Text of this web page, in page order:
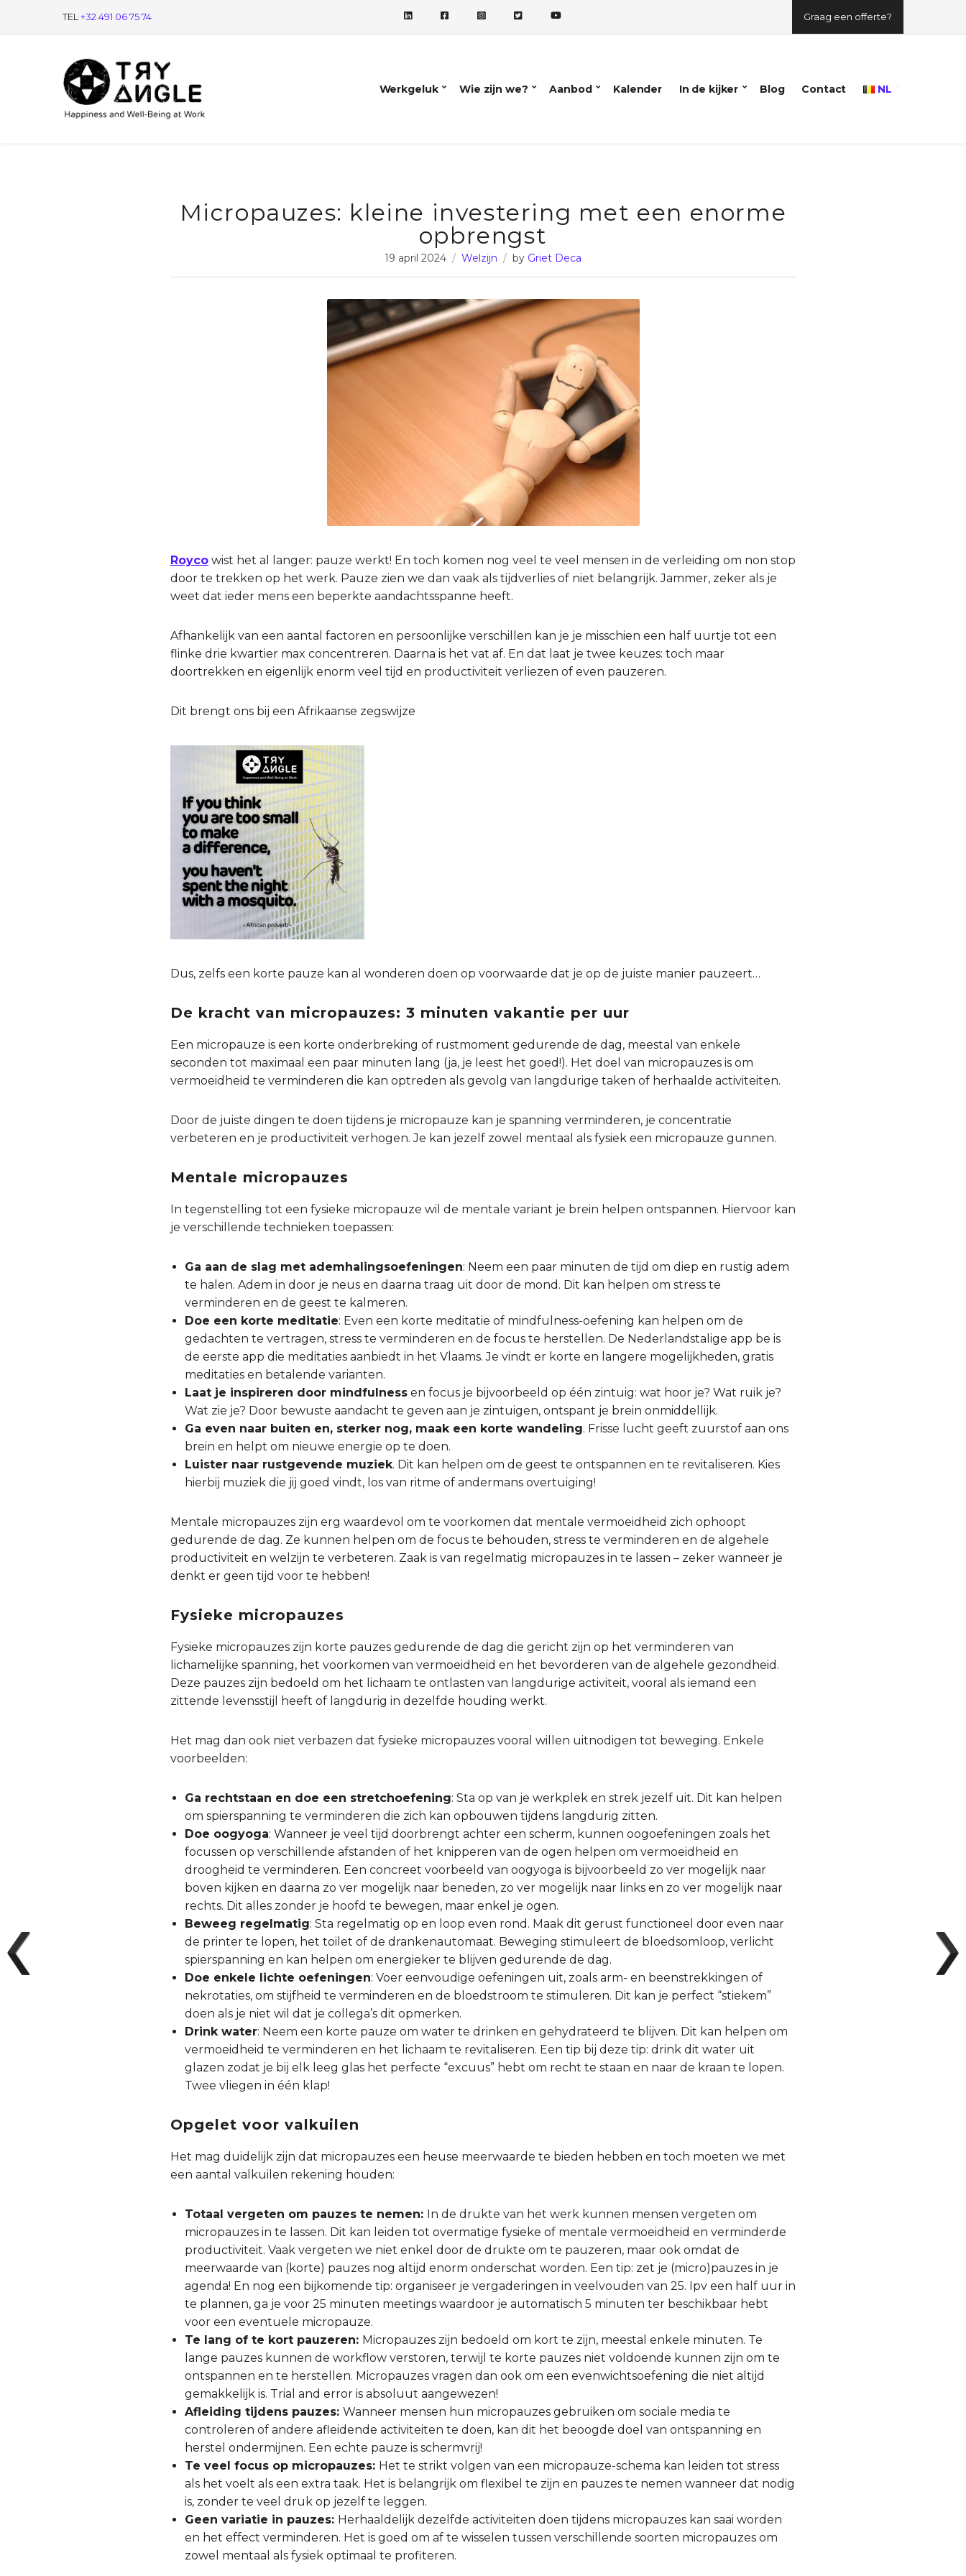
TEL +32 491 06 75 74 Graag een offerte?
Werkgeluk Wie zijn we? Aanbod Kalender In de kijker Blog Contact NL
Micropauzes: kleine investering met een enorme
opbrengst
19 april 2024 Welzijn by Griet Deca
Royco wist het al langer: pauze werkt! En toch komen nog veel te veel mensen in de verleiding om non stop
door te trekken op het werk. Pauze zien we dan vaak als tijdverlies of niet belangrijk. Jammer, zeker als je
weet dat ieder mens een beperkte aandachtsspanne heeft.
Afhankelijk van een aantal factoren en persoonlijke verschillen kan je je misschien een half uurtje tot een
flinke drie kwartier max concentreren. Daarna is het vat af. En dat laat je twee keuzes: toch maar
doortrekken en eigenlijk enorm veel tijd en productiviteit verliezen of even pauzeren.
Dit brengt ons bij een Afrikaanse zegswijze
Dus, zelfs een korte pauze kan al wonderen doen op voorwaarde dat je op de juiste manier pauzeert…
De kracht van micropauzes: 3 minuten vakantie per uur
Een micropauze is een korte onderbreking of rustmoment gedurende de dag, meestal van enkele
seconden tot maximaal een paar minuten lang (ja, je leest het goed!). Het doel van micropauzes is om
vermoeidheid te verminderen die kan optreden als gevolg van langdurige taken of herhaalde activiteiten.
Door de juiste dingen te doen tijdens je micropauze kan je spanning verminderen, je concentratie
verbeteren en je productiviteit verhogen. Je kan jezelf zowel mentaal als fysiek een micropauze gunnen.
Mentale micropauzes
In tegenstelling tot een fysieke micropauze wil de mentale variant je brein helpen ontspannen. Hiervoor kan
je verschillende technieken toepassen:
Ga aan de slag met ademhalingsoefeningen: Neem een paar minuten de tijd om diep en rustig adem
te halen. Adem in door je neus en daarna traag uit door de mond. Dit kan helpen om stress te
verminderen en de geest te kalmeren.
Doe een korte meditatie: Even een korte meditatie of mindfulness-oefening kan helpen om de
gedachten te vertragen, stress te verminderen en de focus te herstellen. De Nederlandstalige app be is
de eerste app die meditaties aanbiedt in het Vlaams. Je vindt er korte en langere mogelijkheden, gratis
meditaties en betalende varianten.
Laat je inspireren door mindfulness en focus je bijvoorbeeld op één zintuig: wat hoor je? Wat ruik je?
Wat zie je? Door bewuste aandacht te geven aan je zintuigen, ontspant je brein onmiddellijk.
Ga even naar buiten en, sterker nog, maak een korte wandeling. Frisse lucht geeft zuurstof aan ons
brein en helpt om nieuwe energie op te doen.
Luister naar rustgevende muziek. Dit kan helpen om de geest te ontspannen en te revitaliseren. Kies
hierbij muziek die jij goed vindt, los van ritme of andermans overtuiging!
Mentale micropauzes zijn erg waardevol om te voorkomen dat mentale vermoeidheid zich ophoopt
gedurende de dag. Ze kunnen helpen om de focus te behouden, stress te verminderen en de algehele
productiviteit en welzijn te verbeteren. Zaak is van regelmatig micropauzes in te lassen – zeker wanneer je
denkt er geen tijd voor te hebben!
Fysieke micropauzes
Fysieke micropauzes zijn korte pauzes gedurende de dag die gericht zijn op het verminderen van
lichamelijke spanning, het voorkomen van vermoeidheid en het bevorderen van de algehele gezondheid.
Deze pauzes zijn bedoeld om het lichaam te ontlasten van langdurige activiteit, vooral als iemand een
zittende levensstijl heeft of langdurig in dezelfde houding werkt.
Het mag dan ook niet verbazen dat fysieke micropauzes vooral willen uitnodigen tot beweging. Enkele
voorbeelden:
Ga rechtstaan en doe een stretchoefening: Sta op van je werkplek en strek jezelf uit. Dit kan helpen
om spierspanning te verminderen die zich kan opbouwen tijdens langdurig zitten.
Doe oogyoga: Wanneer je veel tijd doorbrengt achter een scherm, kunnen oogoefeningen zoals het
focussen op verschillende afstanden of het knipperen van de ogen helpen om vermoeidheid en
droogheid te verminderen. Een concreet voorbeeld van oogyoga is bijvoorbeeld zo ver mogelijk naar
boven kijken en daarna zo ver mogelijk naar beneden, zo ver mogelijk naar links en zo ver mogelijk naar
rechts. Dit alles zonder je hoofd te bewegen, maar enkel je ogen.
Beweeg regelmatig: Sta regelmatig op en loop even rond. Maak dit gerust functioneel door even naar
de printer te lopen, het toilet of de drankenautomaat. Beweging stimuleert de bloedsomloop, verlicht
spierspanning en kan helpen om energieker te blijven gedurende de dag.
Doe enkele lichte oefeningen: Voer eenvoudige oefeningen uit, zoals arm- en beenstrekkingen of
nekrotaties, om stijfheid te verminderen en de bloedstroom te stimuleren. Dit kan je perfect “stiekem”
doen als je niet wil dat je collega’s dit opmerken.
Drink water: Neem een korte pauze om water te drinken en gehydrateerd te blijven. Dit kan helpen om
vermoeidheid te verminderen en het lichaam te revitaliseren. Een tip bij deze tip: drink dit water uit
glazen zodat je bij elk leeg glas het perfecte “excuus” hebt om recht te staan en naar de kraan te lopen.
Twee vliegen in één klap!
Opgelet voor valkuilen
Het mag duidelijk zijn dat micropauzes een heuse meerwaarde te bieden hebben en toch moeten we met
een aantal valkuilen rekening houden:
Totaal vergeten om pauzes te nemen: In de drukte van het werk kunnen mensen vergeten om
micropauzes in te lassen. Dit kan leiden tot overmatige fysieke of mentale vermoeidheid en verminderde
productiviteit. Vaak vergeten we niet enkel door de drukte om te pauzeren, maar ook omdat de
meerwaarde van (korte) pauzes nog altijd enorm onderschat worden. Een tip: zet je (micro)pauzes in je
agenda! En nog een bijkomende tip: organiseer je vergaderingen in veelvouden van 25. Ipv een half uur in
te plannen, ga je voor 25 minuten meetings waardoor je automatisch 5 minuten ter beschikbaar hebt
voor een eventuele micropauze.
Te lang of te kort pauzeren: Micropauzes zijn bedoeld om kort te zijn, meestal enkele minuten. Te
lange pauzes kunnen de workflow verstoren, terwijl te korte pauzes niet voldoende kunnen zijn om te
ontspannen en te herstellen. Micropauzes vragen dan ook om een evenwichtsoefening die niet altijd
gemakkelijk is. Trial and error is absoluut aangewezen!
Afleiding tijdens pauzes: Wanneer mensen hun micropauzes gebruiken om sociale media te
controleren of andere afleidende activiteiten te doen, kan dit het beoogde doel van ontspanning en
herstel ondermijnen. Een echte pauze is schermvrij!
Te veel focus op micropauzes: Het te strikt volgen van een micropauze-schema kan leiden tot stress
als het voelt als een extra taak. Het is belangrijk om flexibel te zijn en pauzes te nemen wanneer dat nodig
is, zonder te veel druk op jezelf te leggen.
Geen variatie in pauzes: Herhaaldelijk dezelfde activiteiten doen tijdens micropauzes kan saai worden
en het effect verminderen. Het is goed om af te wisselen tussen verschillende soorten micropauzes om
zowel mentaal als fysiek optimaal te profiteren.